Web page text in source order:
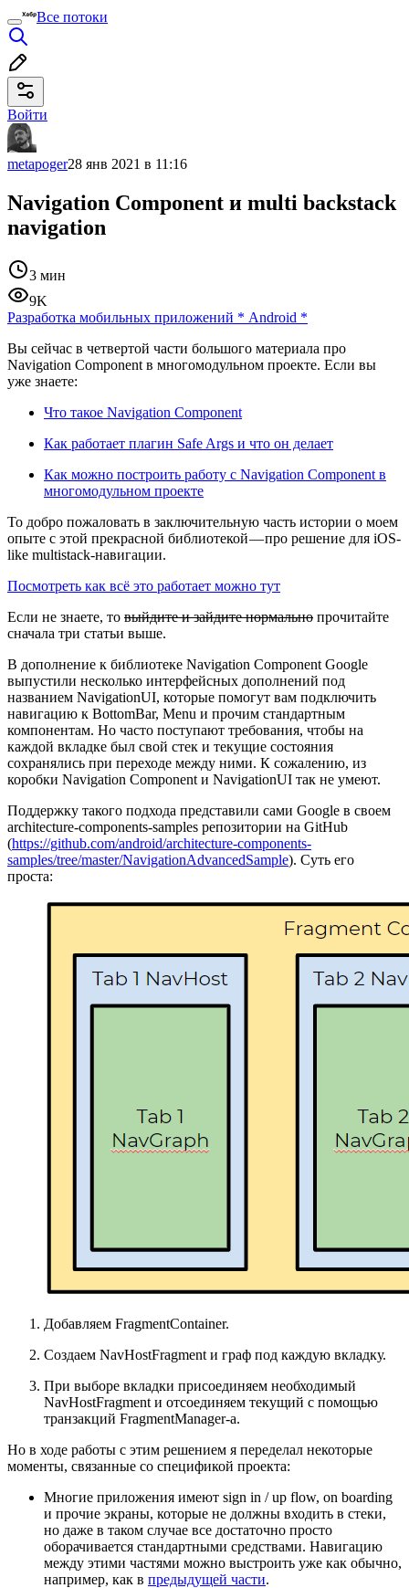
Все потоки
Войти
metapoger28 янв 2021 в 11:16
Navigation Component и multi backstack
navigation
3 мин
9K
Разработка мобильных приложений * Android *
Вы сейчас в четвертой части большого материала про
Navigation Component в многомодульном проекте. Если вы
уже знаете:
Что такое Navigation Component
Как работает плагин Safe Args и что он делает
Как можно построить работу с Navigation Component в
многомодульном проекте
То добро пожаловать в заключительную часть истории о моем
опыте с этой прекрасной библиотекой — про решение для iOS-
like multistack-навигации.
Посмотреть как всё это работает можно тут
Если не знаете, то выйдите и зайдите нормально прочитайте
сначала три статьи выше.
В дополнение к библиотеке Navigation Component Google
выпустили несколько интерфейсных дополнений под
названием NavigationUI, которые помогут вам подключить
навигацию к BottomBar, Menu и прочим стандартным
компонентам. Но часто поступают требования, чтобы на
каждой вкладке был свой стек и текущие состояния
сохранялись при переходе между ними. К сожалению, из
коробки Navigation Component и NavigationUI так не умеют.
Поддержку такого подхода представили сами Google в своем
architecture-components-samples репозитории на GitHub
(https://github.com/android/architecture-components-
samples/tree/master/NavigationAdvancedSample). Суть его
проста:
Добавляем FragmentContainer.
Создаем NavHostFragment и граф под каждую вкладку.
При выборе вкладки присоединяем необходимый
NavHostFragment и отсоединяем текущий с помощью
транзакций FragmentManager-a.
Но в ходе работы с этим решением я переделал некоторые
моменты, связанные со спецификой проекта:
Многие приложения имеют sign in / up flow, on boarding
и прочие экраны, которые не должны входить в стеки,
но даже в таком случае все достаточно просто
оборачивается стандартными средствами. Навигацию
между этими частями можно выстроить уже как обычно,
например, как в предыдущей части.